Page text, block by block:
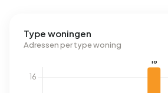
Type woningen
Adressen per type woning